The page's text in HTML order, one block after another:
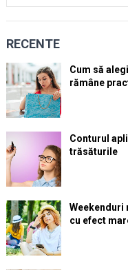
RECENTE
Cum să
rămâne
Conturul
trăsăturile
cu efect